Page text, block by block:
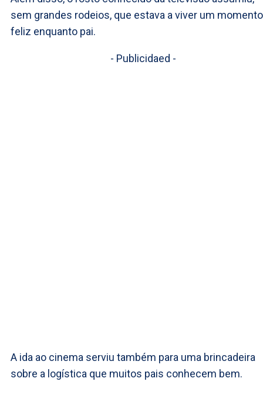
sem grandes rodeios, que estava a viver um momento
feliz enquanto pai.
- Publicidaed -
A ida ao cinema serviu também para uma brincadeira
sobre a logística que muitos pais conhecem bem.